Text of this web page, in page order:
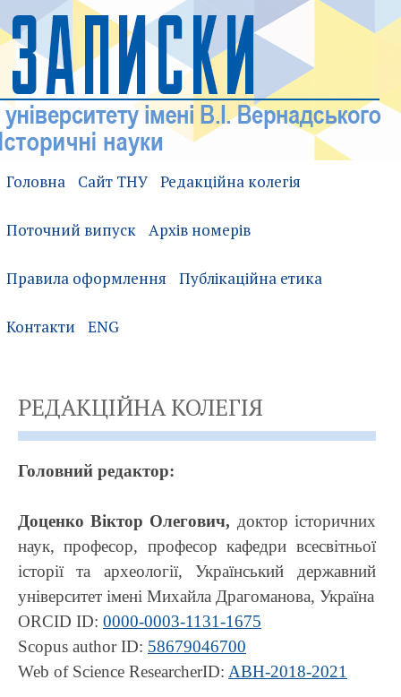
Головна Сайт ТНУ Редакційна колегія
Поточний випуск Архів номерів
Правила оформлення Публікаційна етика
Контакти ENG
РЕДАКЦІЙНА КОЛЕГІЯ
Головний редактор:
Доценко Віктор Олегович, доктор історичних
наук, професор, професор кафедри всесвітньої
історії та археології, Український державний
університет імені Михайла Драгоманова, Україна
ORCID ID: 0000-0003-1131-1675
Scopus author ID: 58679046700
Web of Science ResearcherID: ABH-2018-2021